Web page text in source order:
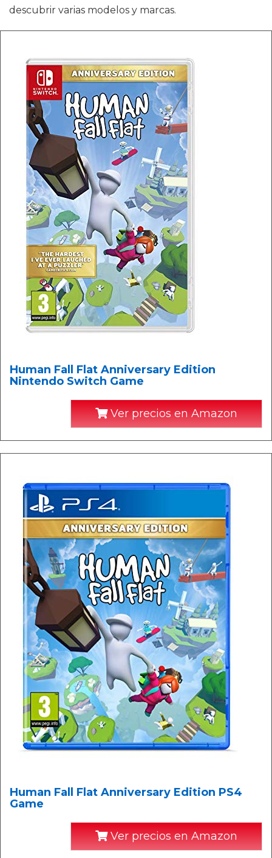
descubrir varias modelos y marcas.
Human Fall Flat Anniversary Edition
Nintendo Switch Game
Ver precios en Amazon
Human Fall Flat Anniversary Edition PS4
Game
Ver precios en Amazon